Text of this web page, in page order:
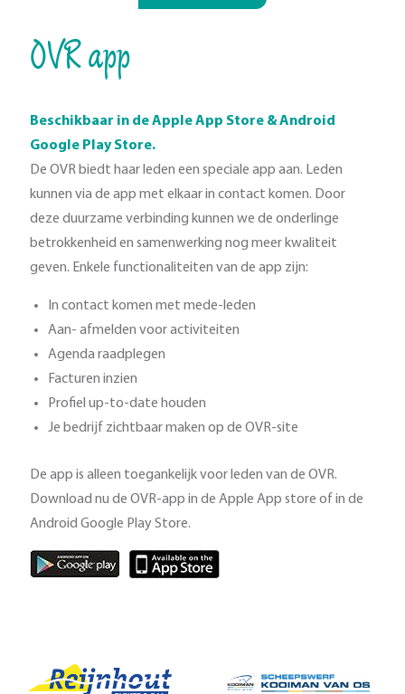
OVR app
Beschikbaar in de Apple App Store & Android
Google Play Store.
De OVR biedt haar leden een speciale app aan. Leden
kunnen via de app met elkaar in contact komen. Door
deze duurzame verbinding kunnen we de onderlinge
betrokkenheid en samenwerking nog meer kwaliteit
geven. Enkele functionaliteiten van de app zijn:
In contact komen met mede-leden
Aan- afmelden voor activiteiten
Agenda raadplegen
Facturen inzien
Profiel up-to-date houden
Je bedrijf zichtbaar maken op de OVR-site
De app is alleen toegankelijk voor leden van de OVR.
Download nu de OVR-app in de Apple App store of in de
Android Google Play Store.